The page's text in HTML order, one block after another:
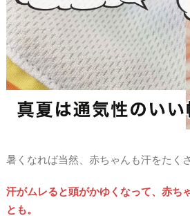
暑くなれば当然、赤ちゃんも汗をたく
汗がムレると頭がかゆくなって、赤ち
とも。